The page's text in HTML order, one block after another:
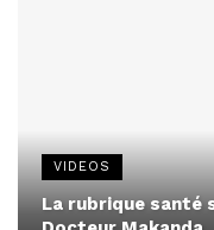
VIDEOS
La rubrique santé